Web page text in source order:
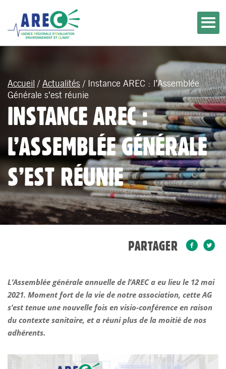
Accueil / Actualités / Instance AREC : l’Assemblée
Générale s’est réunie
INSTANCE AREC :
L’ASSEMBLÉE GÉNÉRALE
S’EST RÉUNIE
PARTAGER
L’Assemblée générale annuelle de l’AREC a eu lieu le 12 mai
2021. Moment fort de la vie de notre association, cette AG
s’est tenue une nouvelle fois en visio-conférence en raison
du contexte sanitaire, et a réuni plus de la moitié de nos
adhérents.